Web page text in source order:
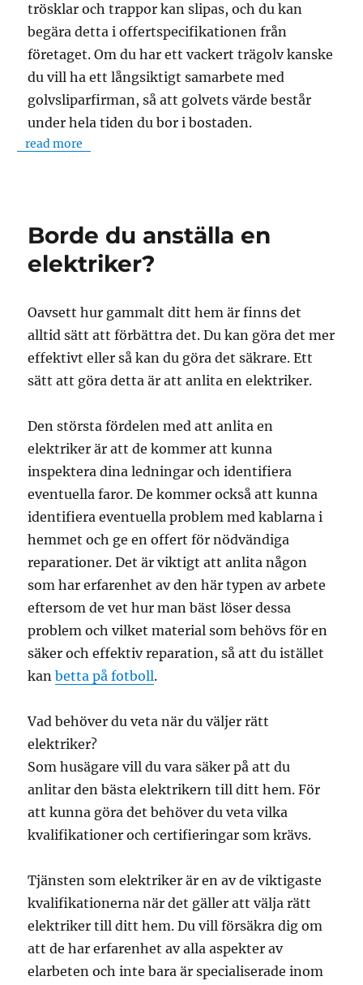
trösklar och trappor kan slipas, och du kan
begära detta i offertspecifikationen från
företaget. Om du har ett vackert trägolv kanske
du vill ha ett långsiktigt samarbete med
golvsliparfirman, så att golvets värde består
under hela tiden du bor i bostaden.
read more
Borde du anställa en
elektriker?
Oavsett hur gammalt ditt hem är finns det
alltid sätt att förbättra det. Du kan göra det mer
effektivt eller så kan du göra det säkrare. Ett
sätt att göra detta är att anlita en elektriker.
Den största fördelen med att anlita en
elektriker är att de kommer att kunna
inspektera dina ledningar och identifiera
eventuella faror. De kommer också att kunna
identifiera eventuella problem med kablarna i
hemmet och ge en offert för nödvändiga
reparationer. Det är viktigt att anlita någon
som har erfarenhet av den här typen av arbete
eftersom de vet hur man bäst löser dessa
problem och vilket material som behövs för en
säker och effektiv reparation, så att du istället
kanbetta på fotboll.
Vad behöver du veta när du väljer rätt
elektriker?
Som husägare vill du vara säker på att du
anlitar den bästa elektrikern till ditt hem. För
att kunna göra det behöver du veta vilka
kvalifikationer och certifieringar som krävs.
Tjänsten som elektriker är en av de viktigaste
kvalifikationerna när det gäller att välja rätt
elektriker till ditt hem. Du vill försäkra dig om
att de har erfarenhet av alla aspekter av
elarbeten och inte bara är specialiserade inom